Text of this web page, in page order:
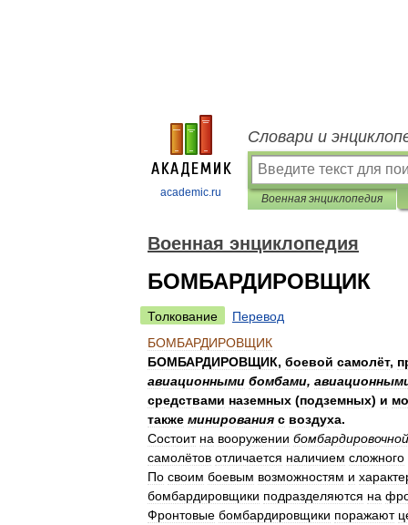
academic.ru
Словари и
Военная энциклопедия
Военная энциклопедия
БОМБАРДИРОВЩИК
Толкование
Перевод
БОМБАРДИРОВЩИК
БОМБАРДИРОВЩИК, боевой самолёт,
авиационными бомбами,
средствами наземных (подземных) и
также минирования с воздуха.
Состоит на вооружении бомбардировочной
самолётов отличается наличием сложного
По своим боевым возможностям и
бомбардировщики подразделяются на
Фронтовые бомбардировщики поражают